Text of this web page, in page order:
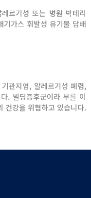
르기성 또는 병원 박테리
가스 휘발성 유기물 담배
관지염, 알레르기성 폐렴,
. 빌딩증후군이라 부를 이
건강을 위협하고 있습니다.